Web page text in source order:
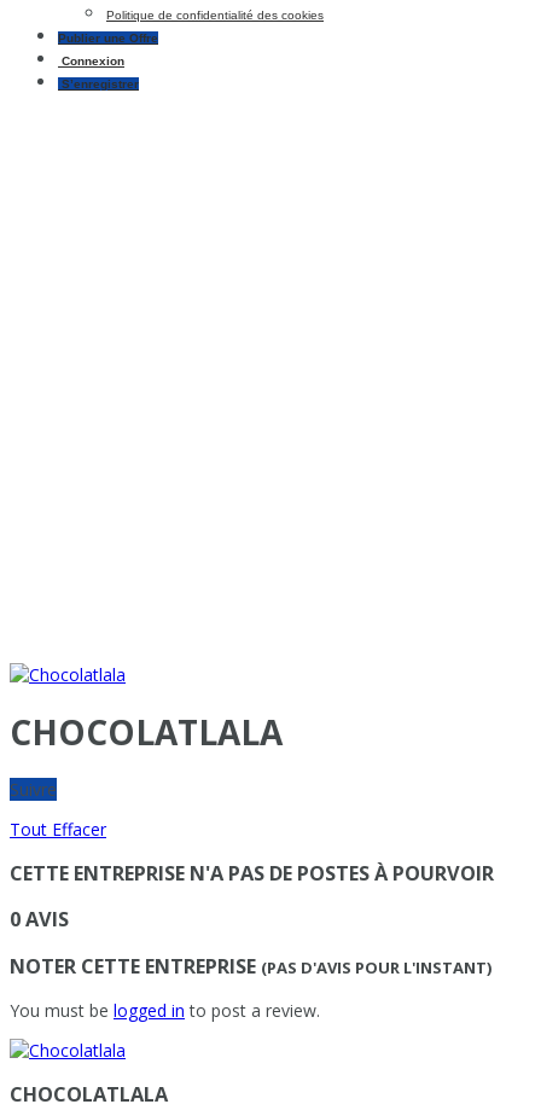
Politique de confidentialité des cookies
Publier une Offre
Connexion
S’enregistrer
CHOCOLATLALA
Suivre
Tout Effacer
CETTE ENTREPRISE N'A PAS DE POSTES À POURVOIR
0 AVIS
NOTER CETTE ENTREPRISE (PAS D'AVIS POUR L'INSTANT)
You must be logged in to post a review.
CHOCOLATLALA